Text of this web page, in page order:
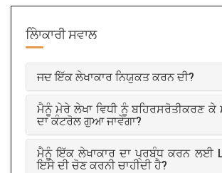
ਲੇਿਾਕਾਰੀਸਵਾਲ
ਜਦ ਇੱਕ ਲੇਖਾਕਾਰ ਨਿਯੁਕਤ ਕਰਨ ਦੀ?
ਮੈਨੂੰ ਮੇਰੇ ਲੇਖਾ ਵਿਧੀ ਨੂੰ ਬਹਿਰਸਰੋਤੀਕਰਣ ਕੇ
ਦਾ ਕੰਟਰੋਲ ਗੁਆ ਜਾਵੇਗਾ?
ਮੈਨੂੰ ਇੱਕ ਲੇਖਾਕਾਰ ਦਾ ਪ੍ਰਬੰਧ ਕਰਨ ਲਈ
ਇਸੇ ਦੀ ਚੋਣ ਕਰਨੀ ਚਾਹੀਦੀ ਹੈ?